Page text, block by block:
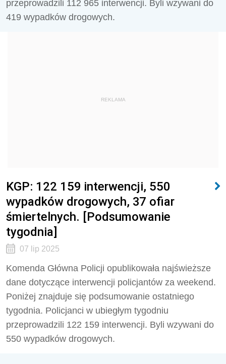
przeprowadzili 112 965 interwencji. Byli wzywani do
419 wypadków drogowych.
REKLAMA
KGP: 122 159 interwencji, 550
wypadków drogowych, 37 ofiar
śmiertelnych. [Podsumowanie
tygodnia]
07 lip 2025
Komenda Główna Policji opublikowała najświeższe
dane dotyczące interwencji policjantów za weekend.
Poniżej znajduje się podsumowanie ostatniego
tygodnia. Policjanci w ubiegłym tygodniu
przeprowadzili 122 159 interwencji. Byli wzywani do
550 wypadków drogowych.